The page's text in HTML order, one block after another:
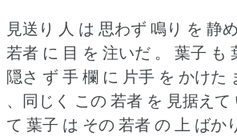
見送り 人 は 思わず 鳴り を 静
若者 に 目 を 注いだ 。
葉子 も
隠さ ず 手 欄 に 片手 を かけた
、同じく この 若者 を 見据えて
て 葉子 は その 若者 の 上 ばか